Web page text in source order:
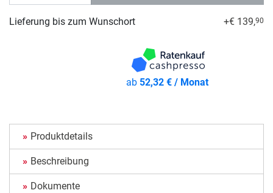
Lieferung bis zum Wunschort +€ 139,90
ab 52,32 € / Monat
Produktdetails
Beschreibung
Dokumente